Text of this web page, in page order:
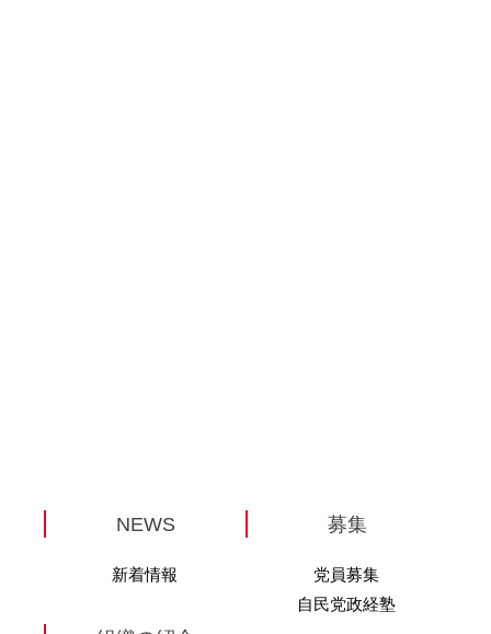
NEWS
新着情報
募集
党員募集
自民党政経塾